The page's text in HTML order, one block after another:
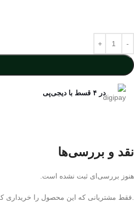
در ۴ قسط با دیجی‌پی
نقد و بررسی‌ها
هنوز بررسی‌ای ثبت نشده است.
.فقط مشتریانی که این محصول را خریداری